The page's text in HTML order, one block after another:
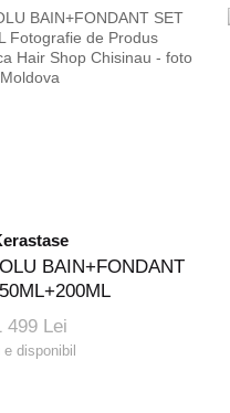
BAIN+FONDANT
499 Lei
e disponibil